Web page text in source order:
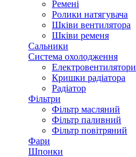
Ремені
Ролики натягувача
Шківи вентилятора
Шківи ременя
Сальники
Система охолодження
Електровентилятори
Кришки радіатора
Радіатор
Фільтри
Фільтр масляний
Фільтр паливний
Фільтр повітряний
Фари
Шпонки